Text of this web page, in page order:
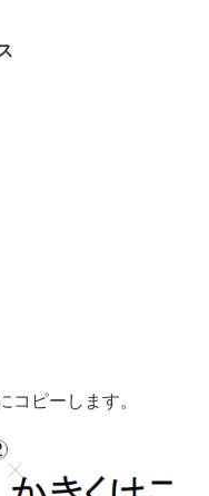
ピーします。